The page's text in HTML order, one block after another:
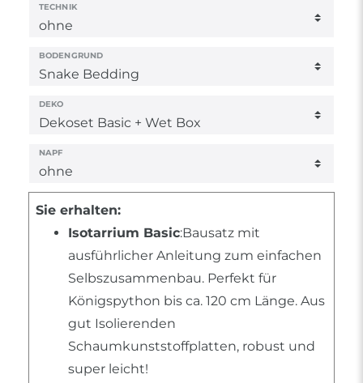
TECHNIK
BODENGRUND
DEKO
NAPF
Sie erhalten:
Isotarrium Basic:Bausatz mit
ausführlicher Anleitung zum einfachen
Selbszusammenbau. Perfekt für
Königspython bis ca. 120 cm Länge. Aus
gut Isolierenden
Schaumkunststoffplatten, robust und
super leicht!